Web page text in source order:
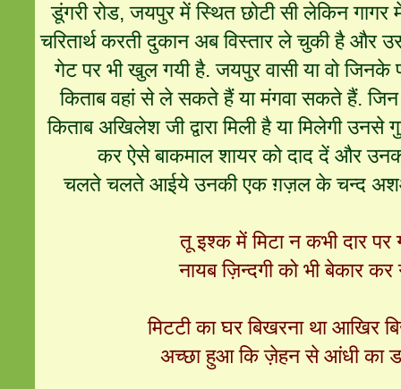
डूंगरी रोड, जयपुर में स्थित छोटी सी लेकिन गागर
चरितार्थ करती दुकान अब विस्तार ले चुकी है और
गेट पर भी खुल गयी है. जयपुर वासी या वो जिनके
किताब वहां से ले सकते हैं या मंगवा सकते हैं. जिन
किताब अखिलेश जी द्वारा मिली है या मिलेगी उनसे
कर ऐसे बाकमाल शायर को दाद दें और
चलते चलते आईये उनकी एक ग़ज़ल के चन्द
तू इश्क में मिटा न कभी दार पर
नायब ज़िन्दगी को भी बेकार कर
मिटटी का घर बिखरना था आखिर
अच्छा हुआ कि ज़ेहन से आंधी का